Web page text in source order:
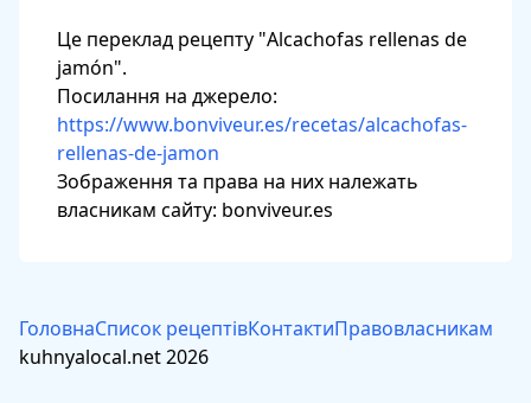
Це переклад рецепту "Alcachofas rellenas de
jamón".
Посилання на джерело:
https://www.bonviveur.es/recetas/alcachofas-
rellenas-de-jamon
Зображення та права на них належать
власникам сайту: bonviveur.es
ГоловнаСписок рецептівКонтактиПравовласникам
kuhnyalocal.net 2026